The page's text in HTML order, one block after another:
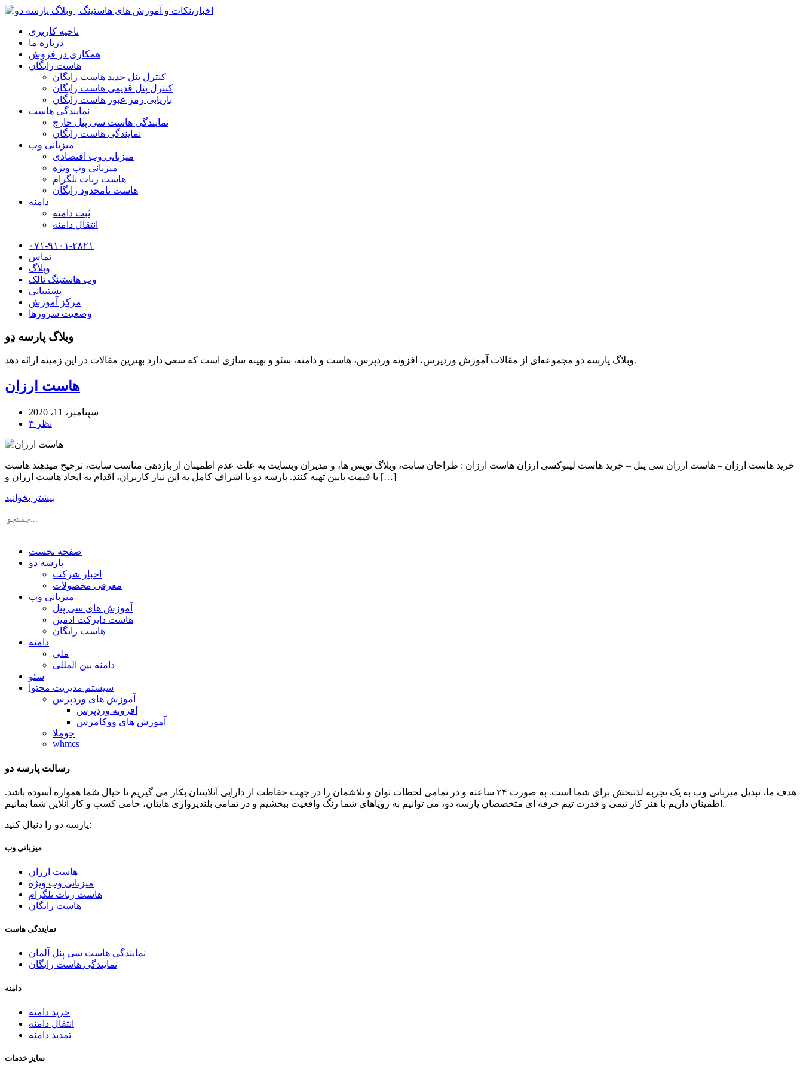
ناحیه کاربری
درباره ما
همکاری در فروش
هاست رایگان
کنترل پنل جدید هاست رایگان
کنترل پنل قدیمی هاست رایگان
بازیابی رمز عبور هاست رایگان
نمایندگی هاست
نمایندگی هاست سی پنل خارج
نمایندگی هاست رایگان
میزبانی وب
میزبانی وب اقتصادی
میزبانی وب ویژه
هاست ربات تلگرام
هاست نامحدود رایگان
دامنه
ثبت دامنه
انتقال دامنه
۰۷۱-۹۱۰۱-۲۸۲۱
تماس
وبلاگ
وب هاستینگ تالک
پشتیبانی
مرکز آموزش
وضعیت سرورها
وبلاگ پارسه دِو
وبلاگ پارسه دو مجموعه‌ای از مقالات آموزش وردپرس، افزونه وردپرس، هاست و دامنه، سئو و بهینه سازی است که سعی دارد بهترین مقالات در این زمینه ارائه دهد.
هاست ارزان
سپتامبر، 11، 2020
۳ نظر
خرید هاست ارزان – هاست ارزان سی پنل – خرید هاست لینوکسی ارزان هاست ارزان : طراحان سایت، وبلاگ نویس ها، و مدیران وبسایت به علت عدم اطمینان از بازدهی مناسب سایت، ترجیح میدهند هاست
با قیمت پایین تهیه کنند. پارسه دو با اشراف کامل به این نیاز کاربران، اقدام به ایجاد هاست ارزان و […]
بیشتر بخوانید
صفحه نخست
پارسه دو
اخبار شرکت
معرفی محصولات
میزبانی وب
آموزش های سی پنل
هاست دایرکت ادمین
هاست رایگان
دامنه
ملی
دامنه بین المللی
سئو
سیستم مدیریت محتوا
آموزش های وردپرس
افزونه وردپرس
آموزش های ووکامرس
جوملا
whmcs
رسالت پارسه دو
هدف ما، تبدیل میزبانی وب به یک تجربه لذتبخش برای شما است. به صورت ۲۴ ساعته و در تمامی لحظات توان و تلاشمان را در جهت حفاظت از دارایی آنلاینتان بکار می گیریم تا خیال شما همواره آسوده باشد.
اطمینان داریم با هنر کار تیمی و قدرت تیم حرفه ای متخصصان پارسه دو، می توانیم به رویاهای شما رنگ واقعیت ببخشیم و در تمامی بلندپروازی هایتان، حامی کسب و کار آنلاین شما بمانیم.
پارسه دو را دنبال کنید:
میزبانی وب
هاست ارزان
میزبانی وب ویژه
هاست ربات تلگرام
هاست رایگان
نمایندگی هاست
نمایندگی هاست سی پنل آلمان
نمایندگی هاست رایگان
دامنه
خرید دامنه
انتقال دامنه
تمدید دامنه
سایز خدمات